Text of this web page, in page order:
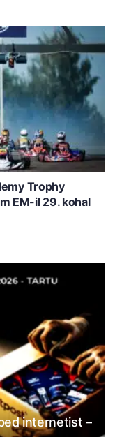
Trophy
EM-il 29. kohal
internetist –